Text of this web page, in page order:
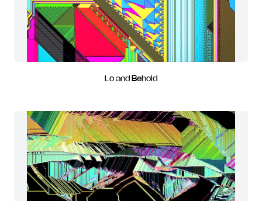
Lo and Behold